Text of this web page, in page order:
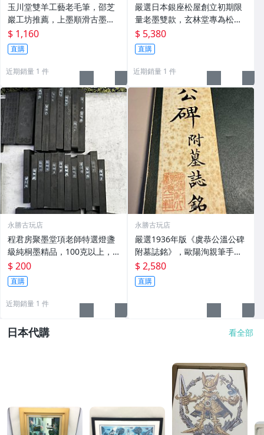
玉川堂雙羊工藝老毛筆，邵芝
巖工坊推薦，上墨順滑古墨專
用 老墨 冬青 老筆
$ 1,160
直購
近期銷量 1 件
嚴選日本銀座松屋創立初期限
量老墨雙款，玄林堂專為松屋
打造，重量22.5g，適合收藏
及品味民國時期古雅文化 文房
用具 民國古墨 收藏文玩
$ 5,380
直購
近期銷量 1 件
永勝古玩店
程君房聚墨堂項老師特選燈盞
級純桐墨精品，100克以上，
檀香墨質細膩黑亮 藍紫光放 檢
驗嚴選推薦 燈盞級墨 放藍紫光
檢驗嚴選
$ 200
直購
近期銷量 1 件
永勝古玩店
嚴選1936年版《虞恭公溫公碑
附墓誌銘》，歐陽洵親筆手
跡，典藏歷史與書法珍品 唐史
研究 碑刻藝術 田中和市版
$ 2,580
直購
日本代購 看全部